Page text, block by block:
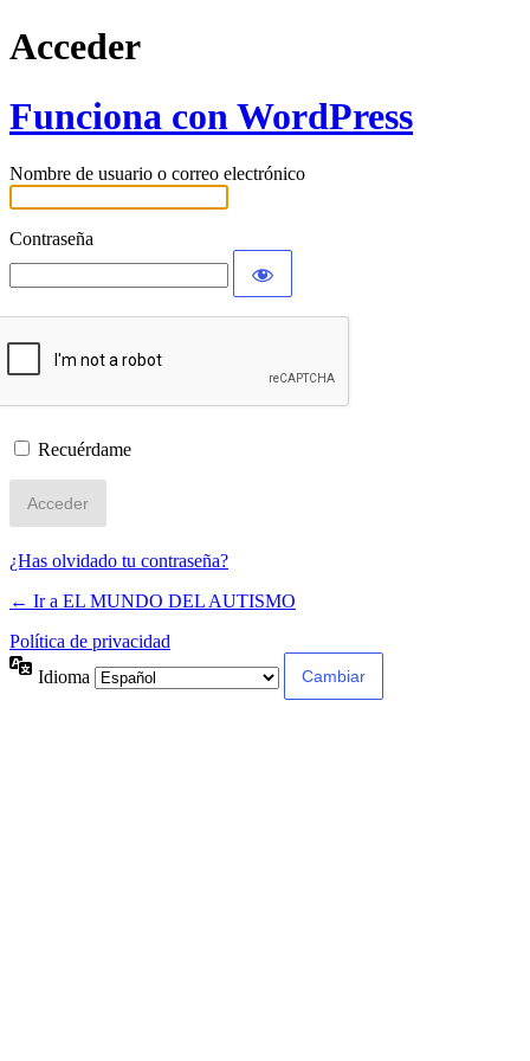
Acceder
Funciona con WordPress
Nombre de usuario o correo electrónico
Contraseña
Recuérdame
¿Has olvidado tu contraseña?
← Ir a EL MUNDO DEL AUTISMO
Política de privacidad
Idioma